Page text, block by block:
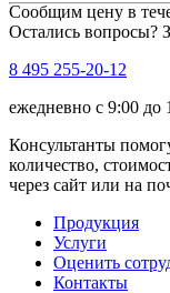
Сообщим цену в
Остались вопросы?
8 495 255-20-12
ежедневно с 9:00 до
Консультанты
количество,
через сайт или на
Продукция
Услуги
Оценить
Контакты